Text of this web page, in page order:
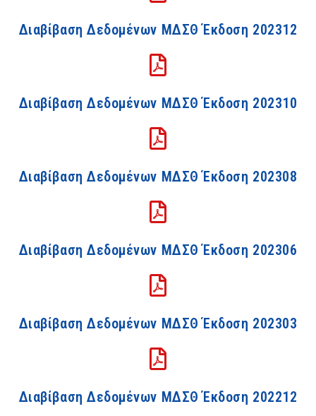
Διαβίβαση Δεδομένων ΜΔΣΘ Έκδοση 202312
Διαβίβαση Δεδομένων ΜΔΣΘ Έκδοση 202310
Διαβίβαση Δεδομένων ΜΔΣΘ Έκδοση 202308
Διαβίβαση Δεδομένων ΜΔΣΘ Έκδοση 202306
Διαβίβαση Δεδομένων ΜΔΣΘ Έκδοση 202303
Διαβίβαση Δεδομένων ΜΔΣΘ Έκδοση 202212